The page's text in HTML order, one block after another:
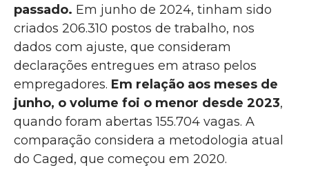
passado. Em junho de 2024, tinham sido
criados 206.310 postos de trabalho, nos
dados com ajuste, que consideram
declarações entregues em atraso pelos
empregadores. Em relação aos meses de
junho, o volume foi o menor desde 2023,
quando foram abertas 155.704 vagas. A
comparação considera a metodologia atual
do Caged, que começou em 2020.